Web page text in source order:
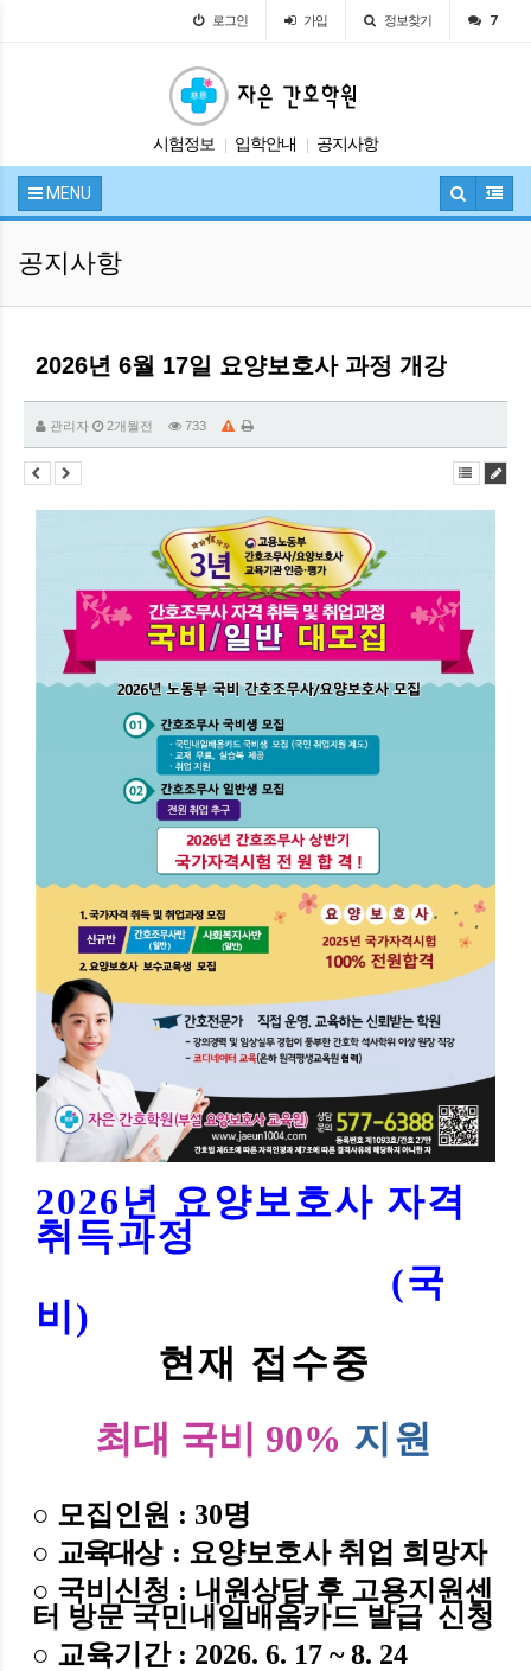
로그인 가입 정보찾기 7
시험정보 입학안내 공지사항
자유게시판
교육안내
MENU
공지사항
2026년 6월 17일 요양보호사 과정 개강
관리자 2개월전 733
2026년 요양보호사 자격
취득과정
(국
비)
현재 접수중
최대 국비 90% 지원
○ 모집인원 : 30명
○ 교육대상 : 요양보호사 취업 희망자
○ 국비신청 : 내원상담 후 고용지원센
터 방문 국민내일배움카드 발급 신청
○ 교육기간 : 2026. 6. 17 ~ 8. 24